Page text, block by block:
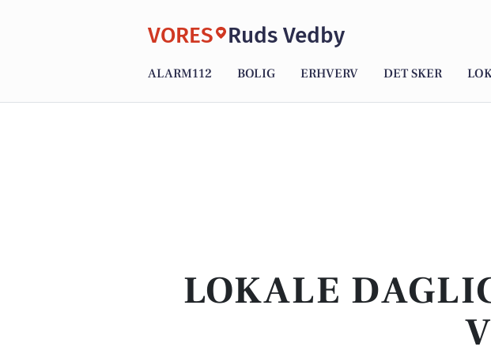
VORES Ruds Vedby
ALARM112 BOLIG ERHVERV DET SKER
LOKALE